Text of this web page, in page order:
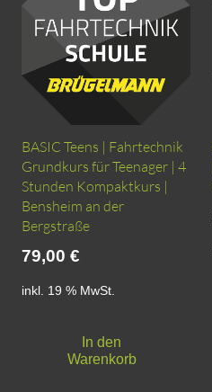
BASIC Teens | Fahrtechnik
Grundkurs für Teenager | 4
Stunden Kompaktkurs |
Bensheim an der
Bergstraße
79,00 €
inkl. 19 % MwSt.
In den
Warenkorb